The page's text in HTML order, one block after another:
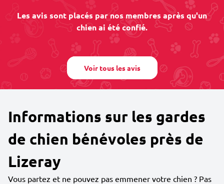
Les avis sont placés par nos membres après qu'un
chien ai été confié.
Voir tous les avis
Informations sur les gardes
de chien bénévoles près de
Lizeray
Vous partez et ne pouvez pas emmener votre chien ? Pas